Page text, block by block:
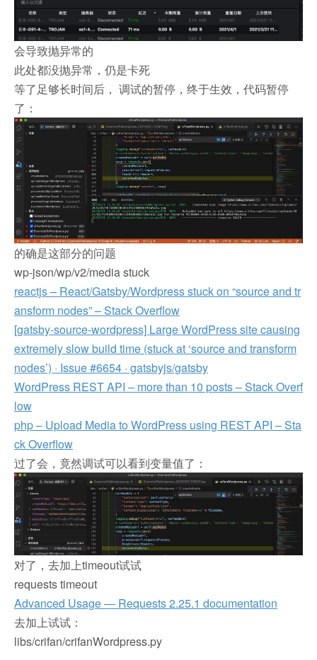
会导致抛异常的
此处都没抛异常，仍是卡死
等了足够长时间后， 调试的暂停，终于生效，代码暂停
了：
的确是这部分的问题
wp-json/wp/v2/media stuck
reactjs – React/Gatsby/Wordpress stuck on “source and tr
ansform nodes” – Stack Overflow
[gatsby-source-wordpress] Large WordPress site causing
extremely slow build time (stuck at ‘source and transform
nodes’) · Issue #6654 · gatsbyjs/gatsby
WordPress REST API – more than 10 posts – Stack Overf
low
php – Upload Media to WordPress using REST API – Sta
ck Overflow
过了会，竟然调试可以看到变量值了：
对了，去加上timeout试试
requests timeout
Advanced Usage — Requests 2.25.1 documentation
去加上试试：
libs/crifan/crifanWordpress.py